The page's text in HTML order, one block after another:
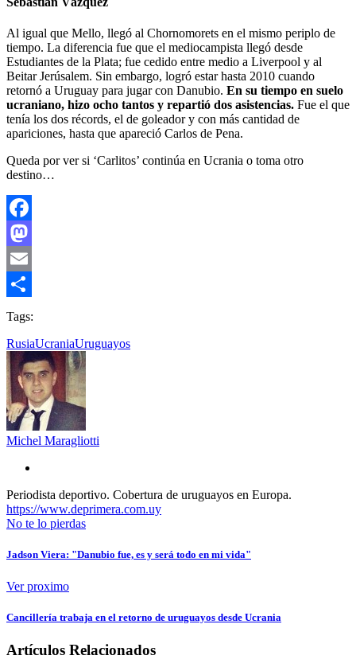
Al igual que Mello, llegó al Chornomorets en el mismo periplo de
tiempo. La diferencia fue que el mediocampista llegó desde
Estudiantes de la Plata; fue cedido entre medio a Liverpool y al
Beitar Jerúsalem. Sin embargo, logró estar hasta 2010 cuando
retornó a Uruguay para jugar con Danubio. En su tiempo en suelo
ucraniano, hizo ocho tantos y repartió dos asistencias. Fue el que
tenía los dos récords, el de goleador y con más cantidad de
apariciones, hasta que apareció Carlos de Pena.
Queda por ver si ‘Carlitos’ continúa en Ucrania o toma otro
destino…
Facebook
Mastodon
Email
Compartir
Tags:
RusiaUcraniaUruguayos
Michel Maragliotti
Periodista deportivo. Cobertura de uruguayos en Europa.
https://www.deprimera.com.uy
No te lo pierdas
Jadson Viera: "Danubio fue, es y será todo en mi vida"
Ver proximo
Cancillería trabaja en el retorno de uruguayos desde Ucrania
Artículos Relacionados